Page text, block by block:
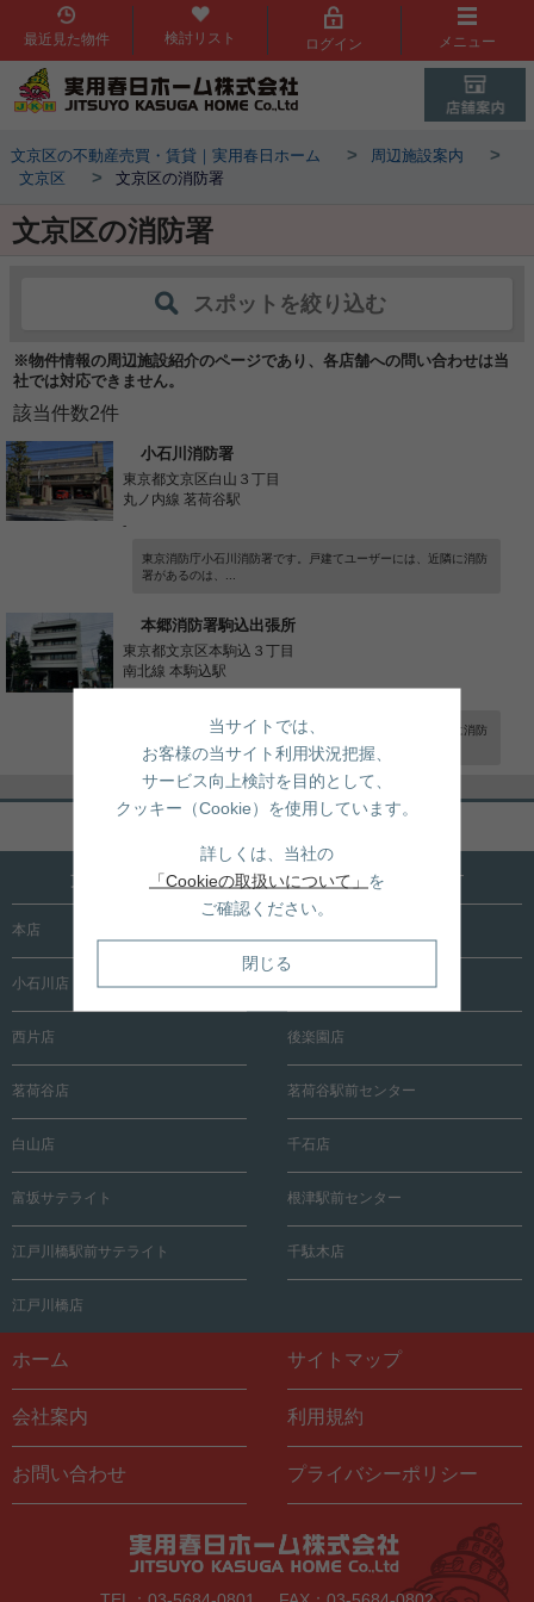
最近見た物件 検討リスト ログイン メニュー
文京区の不動産売買・賃貸｜実用春日ホーム > 周辺施設案内 >
文京区 > 文京区の消防署
文京区の消防署
スポットを絞り込む
※物件情報の周辺施設紹介のページであり、各店舗への問い合わせは当
社では対応できません。
該当件数2件
小石川消防署
東京都文京区白山３丁目
丸ノ内線 茗荷谷駅
-
東京消防庁小石川消防署です。戸建てユーザーには、近隣に消防
署があるのは、...
本郷消防署駒込出張所
東京都文京区本駒込３丁目
南北線 本駒込駅
本郷消防署の駒込出張所です。戸建てユーザーには、近隣に消防
署があるのは、...
文京区内に15店舗！売買も賃貸も全店で承ります
本店
小石川店 春日町店
西片店 後楽園店
茗荷谷店 茗荷谷駅前センター
白山店 千石店
富坂サテライト 根津駅前センター
江戸川橋駅前サテライト 千駄木店
江戸川橋店
ホーム サイトマップ
会社案内 利用規約
お問い合わせ プライバシーポリシー
当サイトでは、
お客様の当サイト利用状況把握、
サービス向上検討を目的として、
クッキー（Cookie）を使用しています。
詳しくは、当社の
「Cookieの取扱いについて」 を
ご確認ください。
閉じる